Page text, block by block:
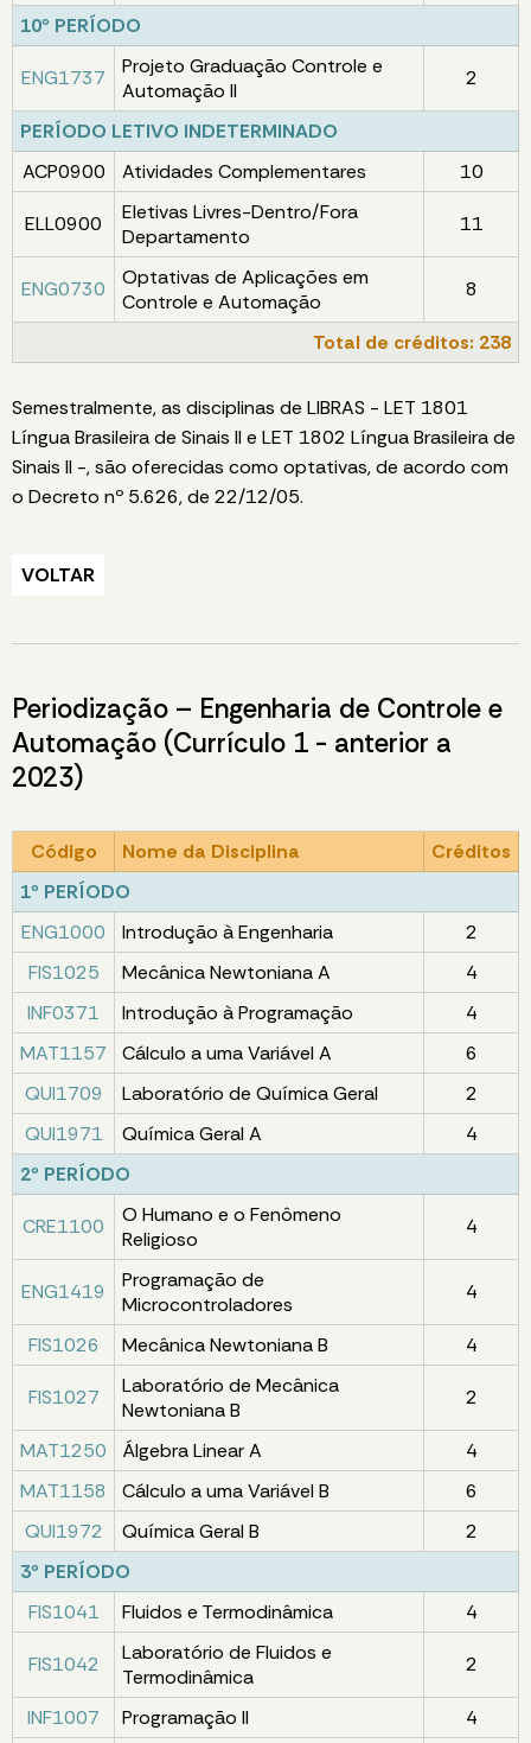
10º PERÍODO
ENG1737
Projeto Graduação Controle e
Automação II
2
PERÍODO LETIVO INDETERMINADO
ACP0900
Atividades Complementares 10
ELL0900
Eletivas Livres-Dentro/Fora
Departamento
11
ENG0730
Optativas de Aplicações em
Controle e Automação
8
Total de créditos: 238
Semestralmente, as disciplinas de LIBRAS - LET 1801
Língua Brasileira de Sinais II e LET 1802 Língua Brasileira de
Sinais II -, são oferecidas como optativas, de acordo com
o Decreto nº 5.626, de 22/12/05.
VOLTAR
Periodização – Engenharia de Controle e
Automação (Currículo 1 - anterior a
2023)
Código Nome da Disciplina
Créditos
1º PERÍODO
ENG1000
Introdução à Engenharia
2
FIS1025
Mecânica Newtoniana A
4
INF0371
Introdução à Programação
4
MAT1157
Cálculo a uma Variável A
6
QUI1709
Laboratório de Química Geral
2
QUI1971
Química Geral A
4
2º PERÍODO
CRE1100
O Humano e o Fenômeno
Religioso
4
ENG1419
Programação de
Microcontroladores
4
FIS1026 Mecânica Newtoniana B 4
FIS1027
Laboratório de Mecânica
Newtoniana B
2
MAT1250 Álgebra Linear A
4
MAT1158
Cálculo a uma Variável B
6
QUI1972
Química Geral B
2
3º PERÍODO
FIS1041
Fluidos e Termodinâmica 4
FIS1042
Laboratório de Fluidos e
Termodinâmica
2
INF1007 Programação II 4